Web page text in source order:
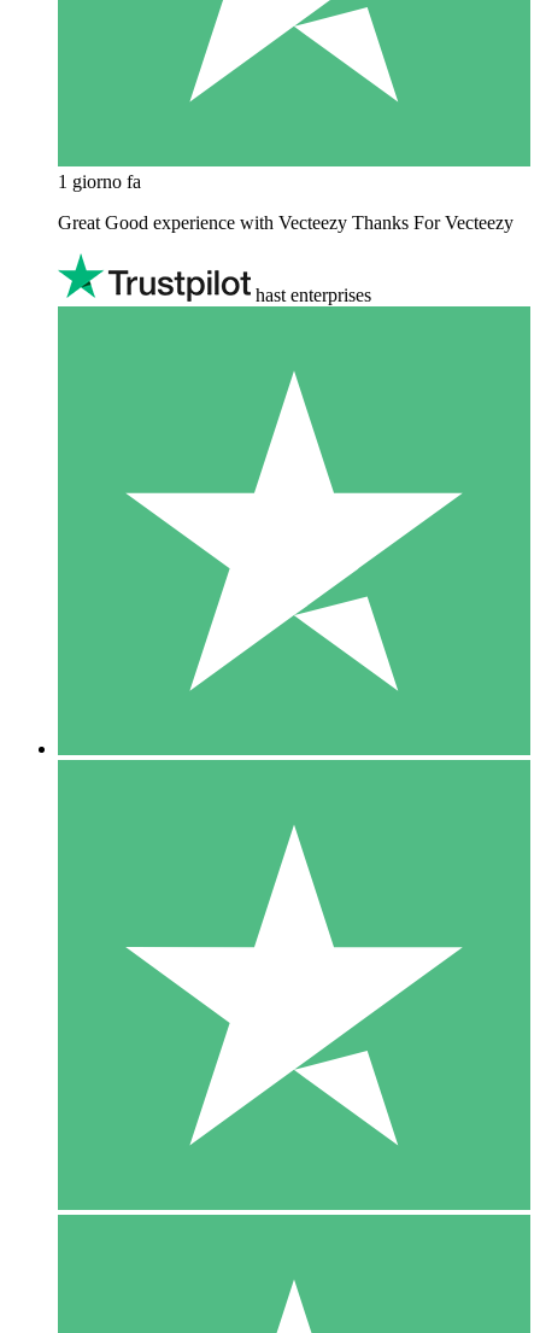
1 giorno fa
Great Good experience with Vecteezy Thanks For Vecteezy
hast enterprises